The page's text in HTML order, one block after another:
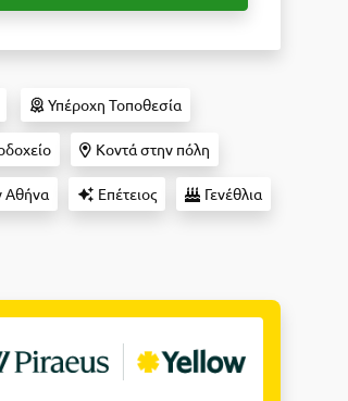
Υπέροχη Τοποθεσία
Κοντά στην πόλη
Αθήνα Επέτειος Γενέθλια